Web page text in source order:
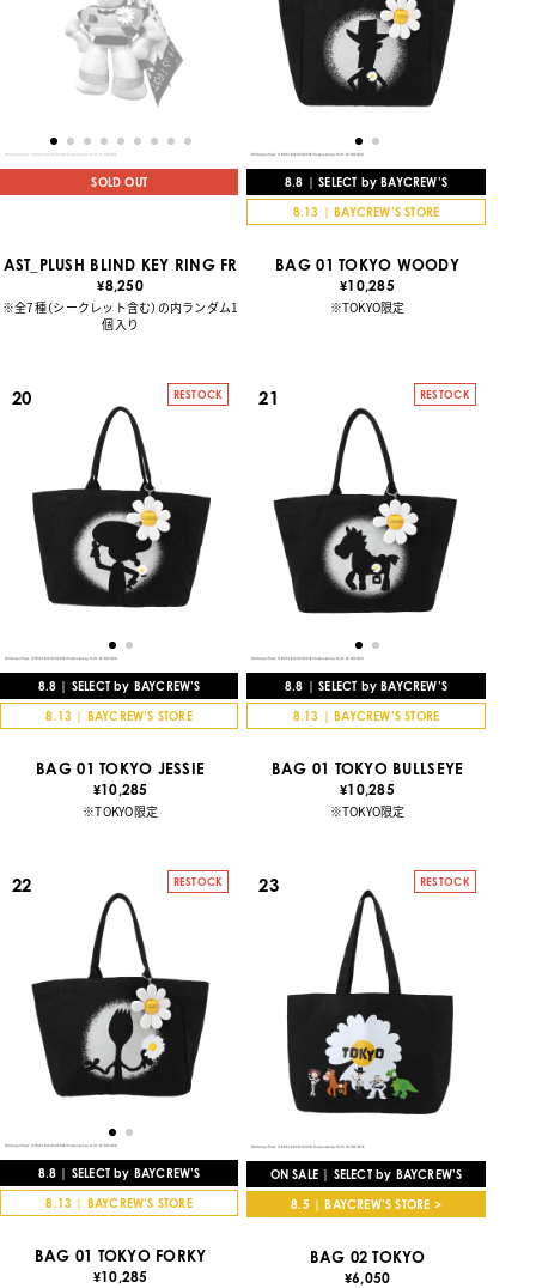
SOLD OUT
AST_PLUSH BLIND KEY RING FR
¥8,250
※全7種（シークレット含む）の内ランダム1
個入り
8.8 | SELECT by BAYCREW’S
8.13 | BAYCREW’S STORE
BAG 01 TOKYO WOODY
¥10,285
※TOKYO限定
20 RESTOCK
8.8 | SELECT by BAYCREW’S
8.13 | BAYCREW’S STORE
BAG 01 TOKYO JESSIE
¥10,285
※TOKYO限定
21 RESTOCK
8.8 | SELECT by BAYCREW’S
8.13 | BAYCREW’S STORE
BAG 01 TOKYO BULLSEYE
¥10,285
※TOKYO限定
22 RESTOCK
8.8 | SELECT by BAYCREW’S
8.13 | BAYCREW’S STORE
BAG 01 TOKYO FORKY
¥10,285
23 RESTOCK
ON SALE | SELECT by BAYCREW’S
8.5 | BAYCREW’S STORE >
BAG 02 TOKYO
¥6,050